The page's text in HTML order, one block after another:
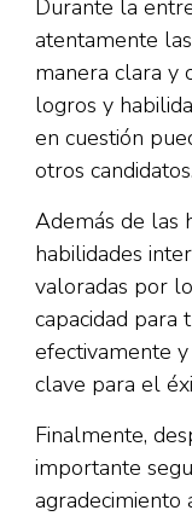
Durante la
atentamente
manera clara y
logros y
en cuestión
otros candidatos.
Además de las
habilidades
valoradas por
capacidad para
efectivamente
clave para el
Finalmente,
importante
agradecimiento